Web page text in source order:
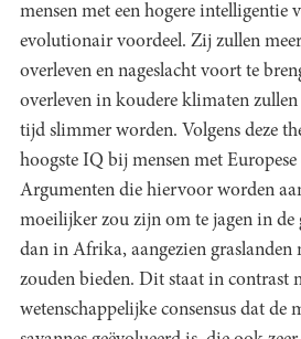
mensen met een hogere intelligentie
evolutionair voordeel. Zij zullen
overleven en nageslacht voort te
overleven in koudere klimaten
tijd slimmer worden. Volgens deze
hoogste IQ bij mensen met
Argumenten die hiervoor worden
moeilijker zou zijn om te jagen in de
dan in Afrika, aangezien graslanden
zouden bieden. Dit staat in contrast
wetenschappelijke consensus dat de